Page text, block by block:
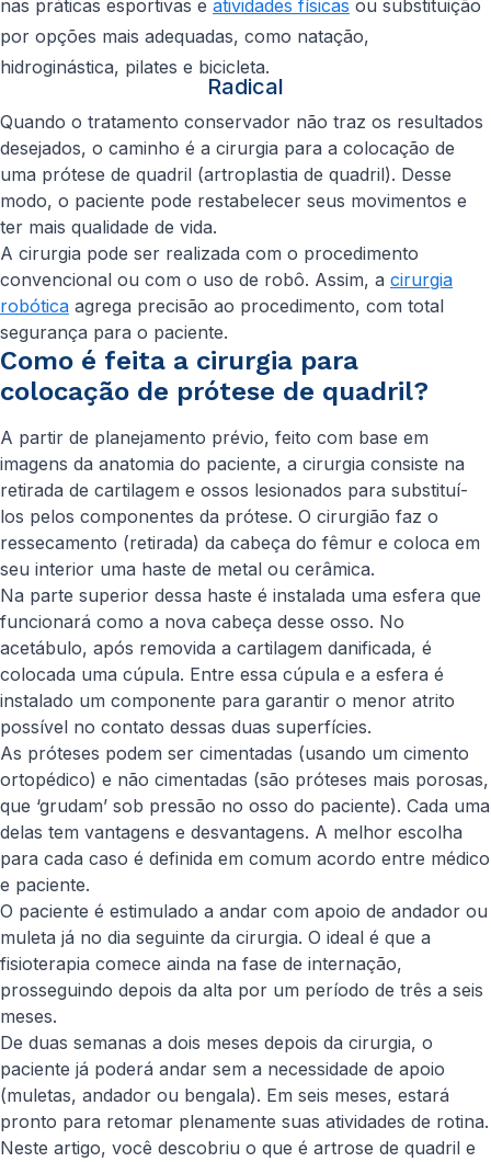
nas práticas esportivas e atividades físicas ou substituição
por opções mais adequadas, como natação,
hidroginástica, pilates e bicicleta.
Radical
Quando o tratamento conservador não traz os resultados
desejados, o caminho é a cirurgia para a colocação de
uma prótese de quadril (artroplastia de quadril). Desse
modo, o paciente pode restabelecer seus movimentos e
ter mais qualidade de vida.
A cirurgia pode ser realizada com o procedimento
convencional ou com o uso de robô. Assim, a cirurgia
robótica agrega precisão ao procedimento, com total
segurança para o paciente.
Como é feita a cirurgia para
colocação de prótese de quadril?
A partir de planejamento prévio, feito com base em
imagens da anatomia do paciente, a cirurgia consiste na
retirada de cartilagem e ossos lesionados para substituí-
los pelos componentes da prótese. O cirurgião faz o
ressecamento (retirada) da cabeça do fêmur e coloca em
seu interior uma haste de metal ou cerâmica.
Na parte superior dessa haste é instalada uma esfera que
funcionará como a nova cabeça desse osso. No
acetábulo, após removida a cartilagem danificada, é
colocada uma cúpula. Entre essa cúpula e a esfera é
instalado um componente para garantir o menor atrito
possível no contato dessas duas superfícies.
As próteses podem ser cimentadas (usando um cimento
ortopédico) e não cimentadas (são próteses mais porosas,
que ‘grudam’ sob pressão no osso do paciente). Cada uma
delas tem vantagens e desvantagens. A melhor escolha
para cada caso é definida em comum acordo entre médico
e paciente.
O paciente é estimulado a andar com apoio de andador ou
muleta já no dia seguinte da cirurgia. O ideal é que a
fisioterapia comece ainda na fase de internação,
prosseguindo depois da alta por um período de três a seis
meses.
De duas semanas a dois meses depois da cirurgia, o
paciente já poderá andar sem a necessidade de apoio
(muletas, andador ou bengala). Em seis meses, estará
pronto para retomar plenamente suas atividades de rotina.
Neste artigo, você descobriu o que é artrose de quadril e